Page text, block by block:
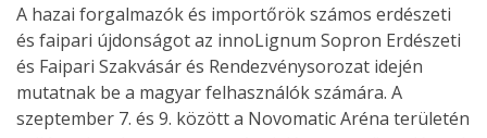
A hazai forgalmazók és importőrök számos erdészeti
és faipari újdonságot az innoLignum Sopron Erdészeti
és Faipari Szakvásár és Rendezvénysorozat idején
mutatnak be a magyar felhasználók számára. A
szeptember 7. és 9. között a Novomatic Aréna területén